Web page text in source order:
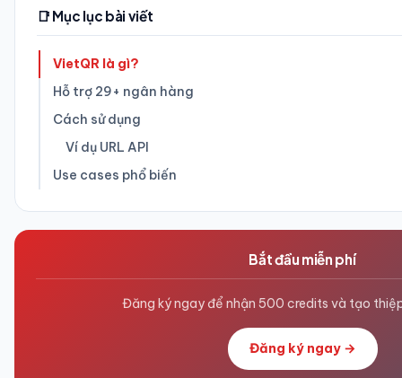
📑 Mục lục bài viết
VietQR là gì?
Hỗ trợ 29+ ngân hàng
Cách sử dụng
Ví dụ URL API
Use cases phổ biến
Bắt đầu miễn phí
Đăng ký ngay để nhận 500 credits và tạo
Đăng ký ngay →